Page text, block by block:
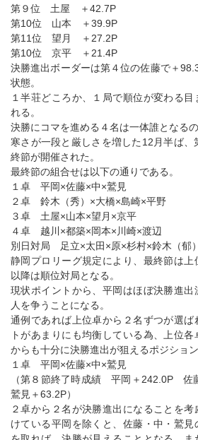
第９位 土屋 ＋42.7P
第10位 山本 ＋39.9P
第11位 望月 ＋27.2P
第10位 京平 ＋21.4P
決勝進出ボーダーは第４位の佐藤で＋
状態。
１半荘どころか、１局で順位が変わる
れる。
決勝にコマを進める４名は一体誰となるの
寒さが一段と厳しさを増した12月半ば
終節が開催された。
最終節の組合せは以下の通りである。
１卓 平岡×佐藤×中×鷲見
２卓 鈴木（秀）×大橋×島崎×平野
３卓 土屋×山本×望月×京平
４卓 越川×都築×岡本×川崎×渡辺
別日対局 足立×太田×原×杉村×鈴木（郁）
静岡プロリーグ規定により、最終節は上
以降は順位対局となる。
現状ポイントから、平岡はほぼ決勝進出
人を争うことになる。
通例であれば上位卓から２名ずつが選ば
トがあまりにも均衡している為、上位
からも十分に決勝進出が狙えるポジション
１卓 平岡×佐藤×中×鷲見
（第８節終了時成績 平岡＋242.0P
鷲見＋63.2P）
２卓から２名が決勝進出になることを
けている平岡を除くと、佐藤・中・鷲